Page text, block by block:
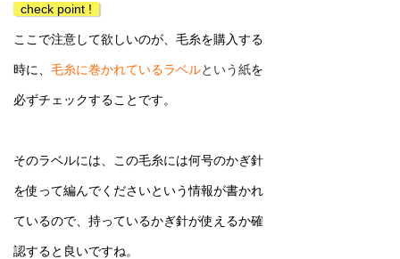
check point !
ここで注意して欲しいのが、毛糸を購入する
時に、 毛糸に巻かれているラベルという紙を
必ずチェックすることです。
そのラベルには、この毛糸には何号のかぎ針
を使って編んでくださいという情報が書かれ
ているので、持っているかぎ針が使えるか確
認すると良いですね。